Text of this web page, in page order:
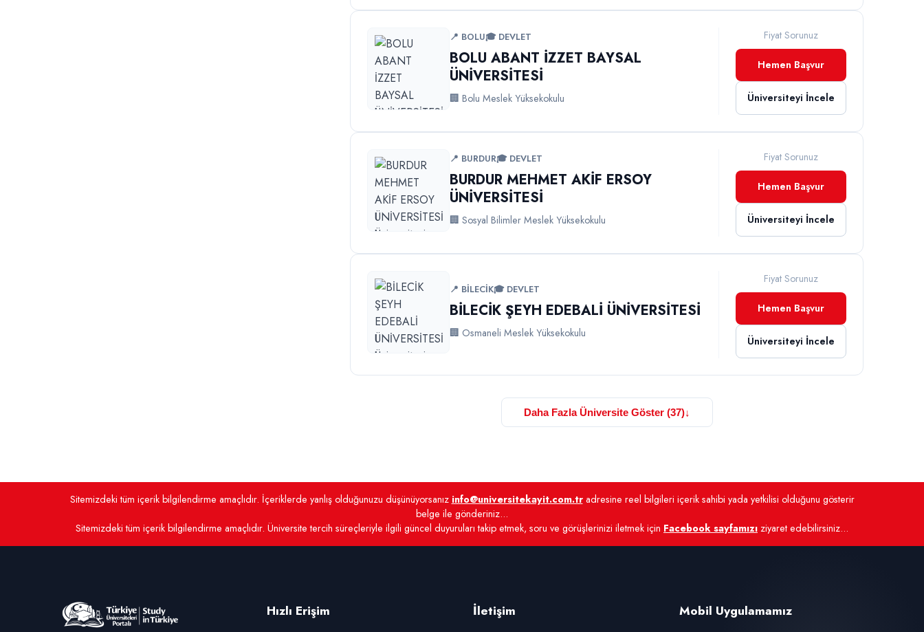
📍 BOLU🎓 DEVLET
BOLU ABANT İZZET BAYSAL
ÜNİVERSİTESİ
🏢 Bolu Meslek Yüksekokulu
Fiyat Sorunuz
Hemen Başvur
Üniversiteyi İncele
📍 BURDUR🎓 DEVLET
BURDUR MEHMET AKİF ERSOY
ÜNİVERSİTESİ
🏢 Sosyal Bilimler Meslek Yüksekokulu
Fiyat Sorunuz
Hemen Başvur
Üniversiteyi İncele
📍 BİLECİK🎓 DEVLET
BİLECİK ŞEYH EDEBALİ ÜNİVERSİTESİ
🏢 Osmaneli Meslek Yüksekokulu
Fiyat Sorunuz
Hemen Başvur
Üniversiteyi İncele
Daha Fazla Üniversite Göster (37)↓
Sitemizdeki tüm içerik bilgilendirme amaçlıdır. İçeriklerde yanlış olduğunuzu düşünüyorsanız info@universitekayit.com.tradresine reel bilgileri içerik sahibi yada yetkilisi olduğunu gösterir
belge ile gönderiniz...
Sitemizdeki tüm içerik bilgilendirme amaçlıdır. Üniversite tercih süreçleriyle ilgili güncel duyuruları takip etmek, soru ve görüşlerinizi iletmek için Facebook sayfamızı ziyaret edebilirsiniz...
Hızlı Erişim İletişim Mobil Uygulamamız